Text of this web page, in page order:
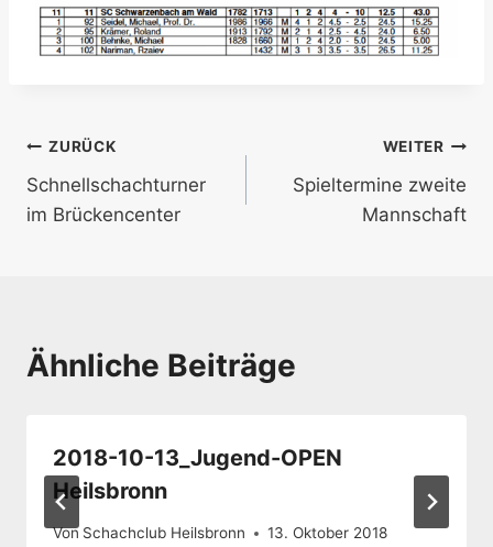
Beitragsnavigation
ZURÜCK
Schnellschachturner
im Brückencenter
WEITER
Spieltermine zweite
Mannschaft
Ähnliche Beiträge
2018-10-13_Jugend-OPEN
Heilsbronn
Von Schachclub Heilsbronn 13. Oktober 2018